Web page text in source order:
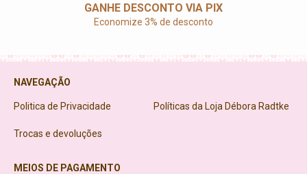
GANHE DESCONTO VIA PIX
Economize 3% de desconto
NAVEGAÇÃO
Politica de Privacidade Políticas da Loja Débora Radtke
Trocas e devoluções
MEIOS DE PAGAMENTO